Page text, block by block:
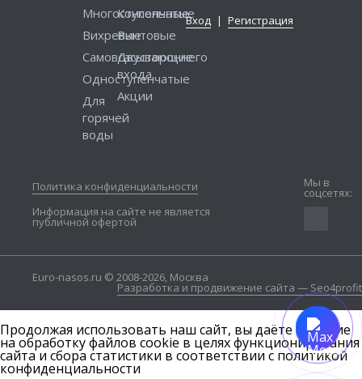
Вход | Регистрация
Многоступенчатые
Вихревые
Самовсасывающие
Одноступенчатые
Для
горячей
воды
Консольные
Винтовые
Двустороннего
входа
Акции
Политика конфиденциальности
Информация на сайте не является
публичной офертой
Мы в
соцсетях:
Euro-nasos.ru © 2008-2026, Москва
Разработка и продвижение сайта — Seo4profit
Продолжая использовать наш сайт, вы даёте согласие
на обработку файлов cookie в целях функционирования
сайта и сбора статистики в соответствии с политикой
конфиденциальности